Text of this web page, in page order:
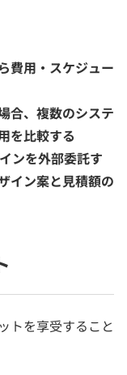
費用・スケジュー
合、複数のシステ
を比較する
ンを外部委託す
イン案と見積額の
トを享受すること